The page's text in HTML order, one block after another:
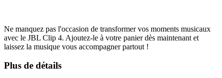
Ne manquez pas l'occasion de transformer vos moments musicaux
avec le JBL Clip 4. Ajoutez-le à votre panier dès maintenant et
laissez la musique vous accompagner partout !
Plus de détails